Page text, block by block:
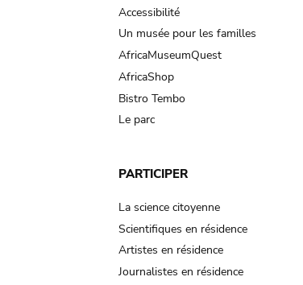
Accessibilité
Un musée pour les familles
AfricaMuseumQuest
AfricaShop
Bistro Tembo
Le parc
PARTICIPER
La science citoyenne
Scientifiques en résidence
Artistes en résidence
Journalistes en résidence